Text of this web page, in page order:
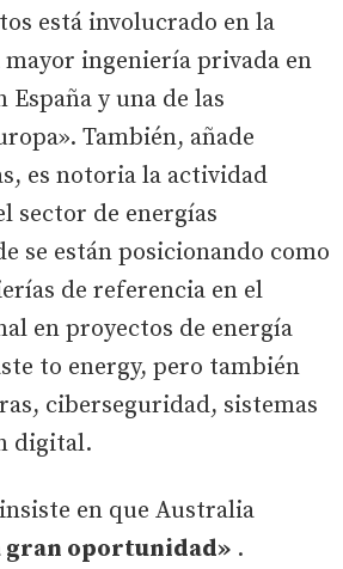
está involucrado en la
mayor ingeniería privada en
España y una de las
También, añade
es notoria la actividad
sector de energías
se están posicionando como
de referencia en el
en proyectos de energía
to energy, pero también
ciberseguridad, sistemas
digital.
en que Australia
gran oportunidad» .